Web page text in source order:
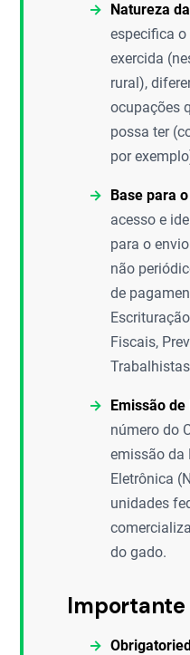
Natureza
especifica
exercida
rural),
ocupações
possa ter
por
Base para
acesso e
para o
não
de
Fiscais,
Emissão
número do
emissão da
Eletrônica
unidades
do gado.
Importante